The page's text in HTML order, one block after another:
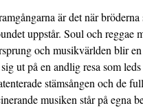
är det när
uppstår. Soul och reggae
och musikvärlden blir
ut på en andlig resa som
stämsången och de
musiken står på egna